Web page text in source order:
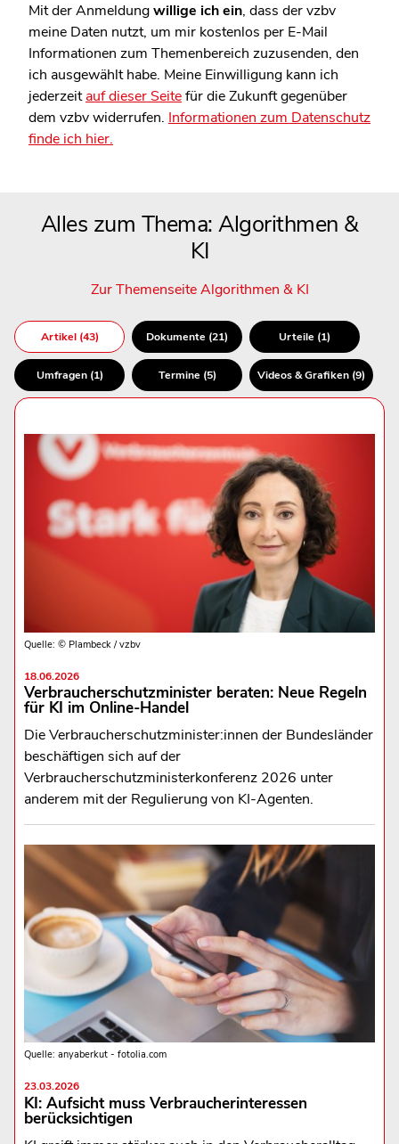
Mit der Anmeldungwillige ich ein, dass der vzbv
meine Daten nutzt, um mir kostenlos per E-Mail
Informationen zum Themenbereich zuzusenden, den
ich ausgewählt habe. Meine Einwilligung kann ich
jederzeitauf dieser Seitefür die Zukunft gegenüber
dem vzbv widerrufen. Informationen zum Datenschutz
finde ich hier.
Alles zum Thema: Algorithmen &
KI
Zur Themenseite Algorithmen & KI
Artikel (43) Dokumente (21) Urteile (1)
Umfragen (1) Termine (5) Videos & Grafiken (9)
Quelle: © Plambeck / vzbv
18.06.2026
Verbraucherschutzminister beraten: Neue Regeln
für KI im Online-Handel
Die Verbraucherschutzminister:innen der Bundesländer
beschäftigen sich auf der
Verbraucherschutzministerkonferenz 2026 unter
anderem mit der Regulierung von KI-Agenten.
Quelle: anyaberkut - fotolia.com
23.03.2026
KI: Aufsicht muss Verbraucherinteressen
berücksichtigen